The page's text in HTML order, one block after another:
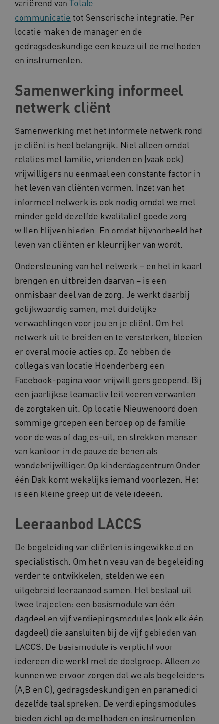
variërend van Totale
communicatie tot Sensorische integratie. Per
locatie maken de manager en de
gedragsdeskundige een keuze uit de methoden
en instrumenten.
Samenwerking informeel
netwerk cliënt
Samenwerking met het informele netwerk rond
je cliënt is heel belangrijk. Niet alleen omdat
relaties met familie, vrienden en (vaak ook)
vrijwilligers nu eenmaal een constante factor in
het leven van cliënten vormen. Inzet van het
informeel netwerk is ook nodig omdat we met
minder geld dezelfde kwalitatief goede zorg
willen blijven bieden. En omdat bijvoorbeeld het
leven van cliënten er kleurrijker van wordt.
Ondersteuning van het netwerk – en het in kaart
brengen en uitbreiden daarvan – is een
onmisbaar deel van de zorg. Je werkt daarbij
gelijkwaardig samen, met duidelijke
verwachtingen voor jou en je cliënt. Om het
netwerk uit te breiden en te versterken, bloeien
er overal mooie acties op. Zo hebben de
collega’s van locatie Hoenderberg een
Facebook-pagina voor vrijwilligers geopend. Bij
een jaarlijkse teamactiviteit voeren verwanten
de zorgtaken uit. Op locatie Nieuwenoord doen
sommige groepen een beroep op de familie
voor de was of dagjes-uit, en strekken mensen
van kantoor in de pauze de benen als
wandelvrijwilliger. Op kinderdagcentrum Onder
één Dak komt wekelijks iemand voorlezen. Het
is een kleine greep uit de vele ideeën.
Leeraanbod LACCS
De begeleiding van cliënten is ingewikkeld en
specialistisch. Om het niveau van de begeleiding
verder te ontwikkelen, stelden we een
uitgebreid leeraanbod samen. Het bestaat uit
twee trajecten: een basismodule van één
dagdeel en vijf verdiepingsmodules (ook elk één
dagdeel) die aansluiten bij de vijf gebieden van
LACCS. De basismodule is verplicht voor
iedereen die werkt met de doelgroep. Alleen zo
kunnen we ervoor zorgen dat we als begeleiders
(A,B en C), gedragsdeskundigen en paramedici
dezelfde taal spreken. De verdiepingsmodules
bieden zicht op de methoden en instrumenten
__Secure-
ROLLOUT_TOKEN
FPLC .kennispleingehandicaptensector.nl
BCSessionID vilans.blueconic.net
ARRAffinity
Microsoft Corporation
.www.kennispleingehandicaptensector.nl
CookieScriptConsent
CookieScript
AWSALBCORS
Amazon.com Inc.
vilans.blueconic.net
AWSALBCORS
Amazon.com Inc.
a594.kennispleingehandicaptensector.nl
ARRAffinitySameSite
Microsoft Corporation
.www.kennispleingehandicaptensector.nl
Domein